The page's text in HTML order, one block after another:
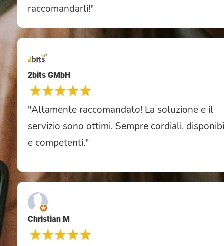
raccomandarli!"
2bits GMbH
"Altamente raccomandato! La soluzione e il
servizio sono ottimi. Sempre cordiali,
e competenti."
Christian M